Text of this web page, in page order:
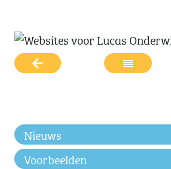
Nieuws
Voorbeelden